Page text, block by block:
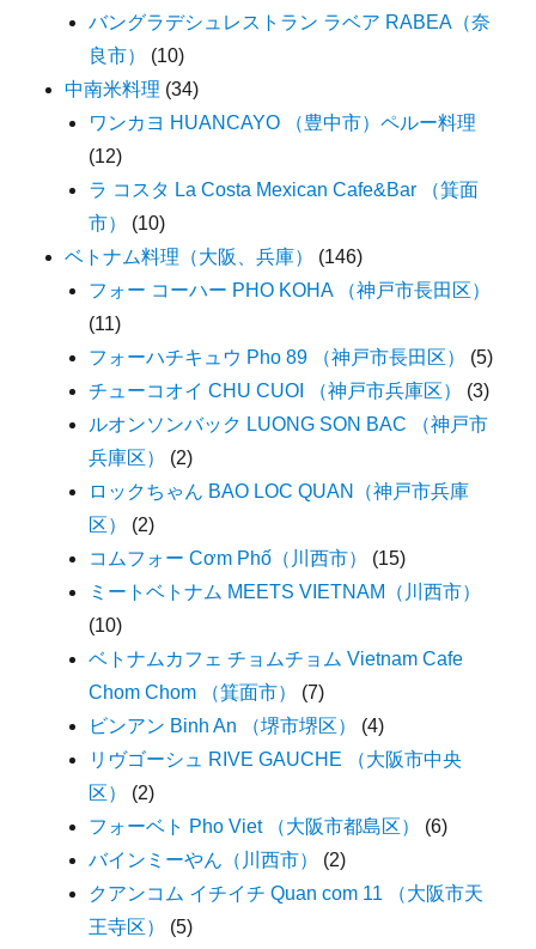
バングラデシュレストラン ラベア RABEA（奈
良市）
(10)
中南米料理 (34)
ワンカヨ HUANCAYO （豊中市）ペルー料理
(12)
ラ コスタ La Costa Mexican Cafe&Bar （箕面
市）
(10)
ベトナム料理（大阪、兵庫）
(146)
フォー コーハー PHO KOHA （神戸市長田区）
(11)
フォーハチキュウ Pho 89 （神戸市長田区）
(5)
チューコオイ CHU CUOI （神戸市兵庫区）
(3)
ルオンソンバック LUONG SON BAC （神戸市
兵庫区）
(2)
ロックちゃん BAO LOC QUAN（神戸市兵庫
区）
(2)
コムフォー Cơm Phố（川西市）
(15)
ミートベトナム MEETS VIETNAM（川西市）
(10)
ベトナムカフェ チョムチョム Vietnam Cafe
Chom Chom （箕面市）
(7)
ビンアン Binh An （堺市堺区）
(4)
リヴゴーシュ RIVE GAUCHE （大阪市中央
区）
(2)
フォーベト Pho Viet （大阪市都島区）
(6)
バインミーやん（川西市）
(2)
クアンコム イチイチ Quan com 11 （大阪市天
王寺区）
(5)